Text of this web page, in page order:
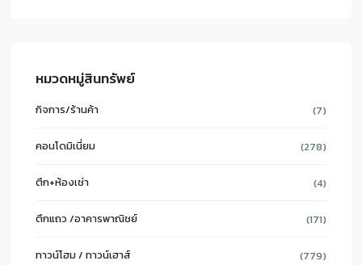
หมวดหมู่สินทรัพย์
กิจการ/ร้านค้า (7)
คอนโดมิเนี่ยม (278)
ตึก+ห้องเช่า (4)
ตึกแถว /อาคารพาณิชย์ (171)
ทาวน์โฮม / ทาวน์เฮาส์ (779)